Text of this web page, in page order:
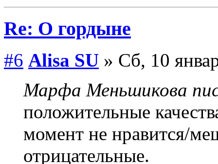
Re: О гордыне
#6 Alisa SU » Сб, 10
Марфа Меньшикова
положительные
момент не нравится/
отрицательные.